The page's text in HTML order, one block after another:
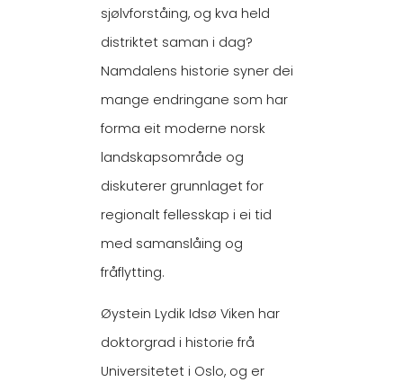
sjølvforståing, og kva held
distriktet saman i dag?
Namdalens historie syner dei
mange endringane som har
forma eit moderne norsk
landskapsområde og
diskuterer grunnlaget for
regionalt fellesskap i ei tid
med samanslåing og
fråflytting.
Øystein Lydik Idsø Viken har
doktorgrad i historie frå
Universitetet i Oslo, og er